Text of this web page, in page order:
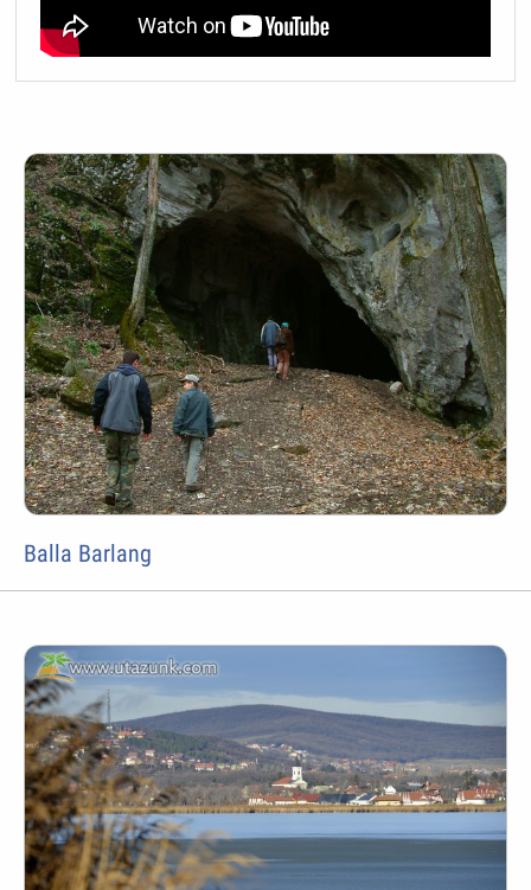
Balla Barlang